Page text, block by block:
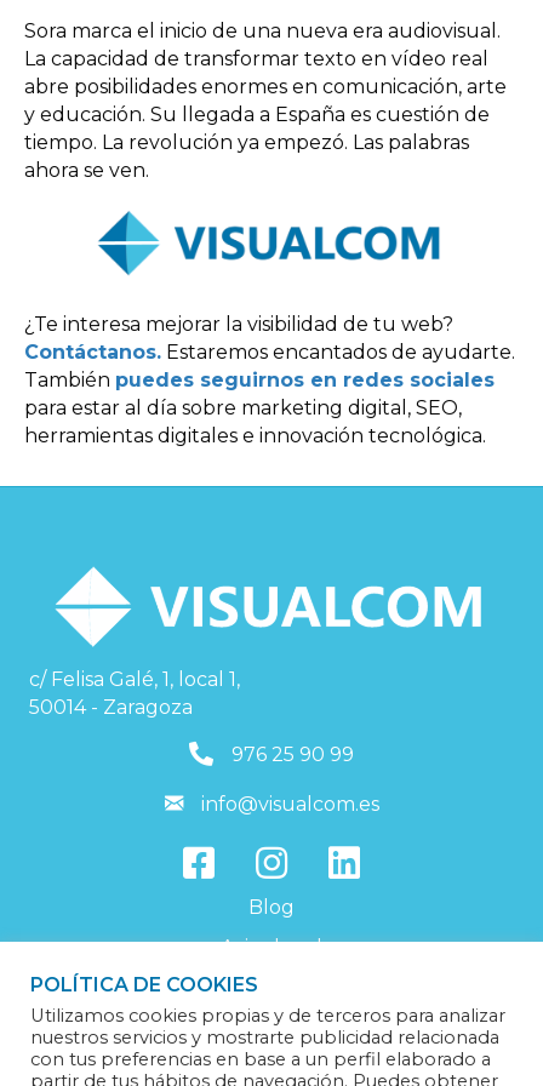
Sora marca el inicio de una nueva era audiovisual.
La capacidad de transformar texto en vídeo real
abre posibilidades enormes en comunicación, arte
y educación. Su llegada a España es cuestión de
tiempo. La revolución ya empezó. Las palabras
ahora se ven.
¿Te interesa mejorar la visibilidad de tu web?
Contáctanos. Estaremos encantados de ayudarte.
También puedes seguirnos en redes sociales
para estar al día sobre marketing digital, SEO,
herramientas digitales e innovación tecnológica.
c/ Felisa Galé, 1, local 1,
50014 - Zaragoza
976259099
976 25 90 99
info@visualcom.es
info@visualcom.es
Blog
Aviso legal
Política de privacidad
Política de cookies
Trabaja con nosotros
POLÍTICA DE COOKIES
Utilizamos cookies propias y de terceros para analizar
nuestros servicios y mostrarte publicidad relacionada
con tus preferencias en base a un perfil elaborado a
partir de tus hábitos de navegación. Puedes obtener